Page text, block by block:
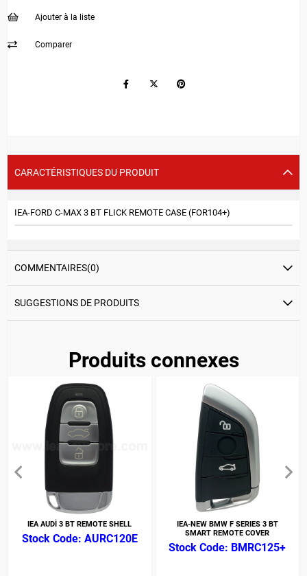
Ajouter à la liste
Comparer
CARACTÉRISTIQUES DU PRODUIT
IEA-FORD C-MAX 3 BT FLICK REMOTE CASE (FOR104+)
COMMENTAIRES(0)
SUGGESTIONS DE PRODUITS
Produits connexes
IEA AUDİ 3 BT REMOTE SHELL
AURC120E
IEA-NEW BMW F SERIES 3 BT
SMART REMOTE COVER
BMRC125+